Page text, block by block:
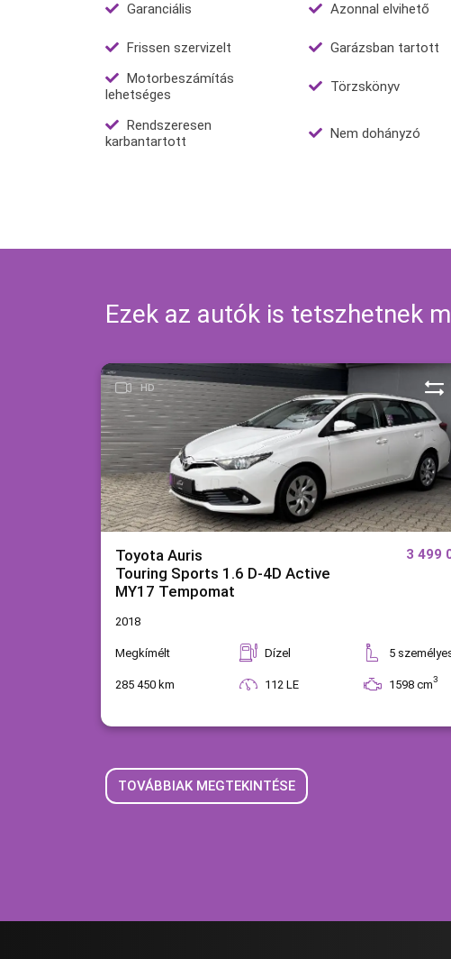
Garanciális Azonnal elvihető
Frissen szervizelt
Garázsban tartott
Motorbeszámítás
lehetséges
Törzskönyv
Rendszeresen
karbantartott
Nem dohányzó
Ezek az autók is tetszhetnek
HD
Toyota Auris
Touring Sports 1.6 D-4D Active
MY17 Tempomat
3 499
2018
Megkímélt
285 450 km
Dízel
112 LE
5
1598 cm3
TOVÁBBIAK MEGTEKINTÉSE